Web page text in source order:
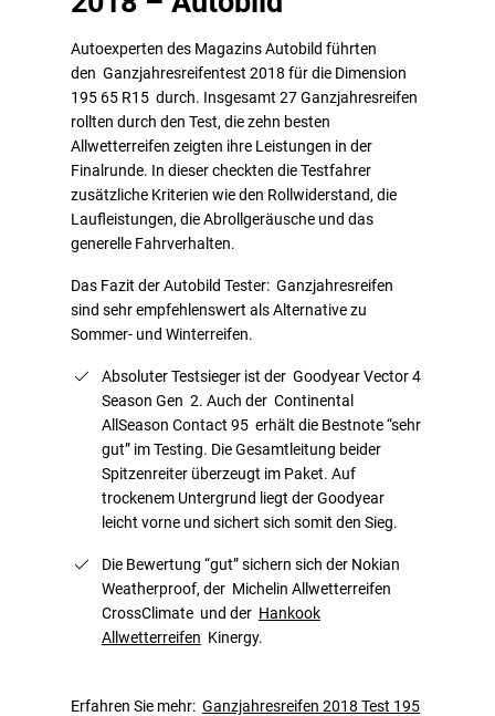
Autoexperten des Magazins Autobild führten
den Ganzjahresreifentest 2018 für die Dimension
195 65 R15 durch. Insgesamt 27 Ganzjahresreifen
rollten durch den Test, die zehn besten
Allwetterreifen zeigten ihre Leistungen in der
Finalrunde. In dieser checkten die Testfahrer
zusätzliche Kriterien wie den Rollwiderstand, die
Laufleistungen, die Abrollgeräusche und das
generelle Fahrverhalten.
Das Fazit der Autobild Tester: Ganzjahresreifen
sind sehr empfehlenswert als Alternative zu
Sommer- und Winterreifen.
Absoluter Testsieger ist der Goodyear Vector 4
Season Gen 2. Auch der Continental
AllSeason Contact 95 erhält die Bestnote “sehr
gut” im Testing. Die Gesamtleitung beider
Spitzenreiter überzeugt im Paket. Auf
trockenem Untergrund liegt der Goodyear
leicht vorne und sichert sich somit den Sieg.
Die Bewertung “gut” sichern sich der Nokian
Weatherproof, der Michelin Allwetterreifen
CrossClimate und der Hankook
Allwetterreifen Kinergy.
Erfahren Sie mehr: Ganzjahresreifen 2018 Test 195